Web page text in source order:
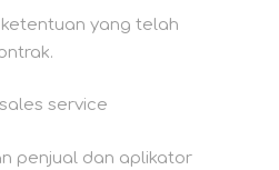
yang telah
service
penjual dan aplikator